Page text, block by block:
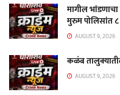
मागील
मुरुम पोलिसांत
AUGUST 9, 2026
कळंब
AUGUST 9, 2026